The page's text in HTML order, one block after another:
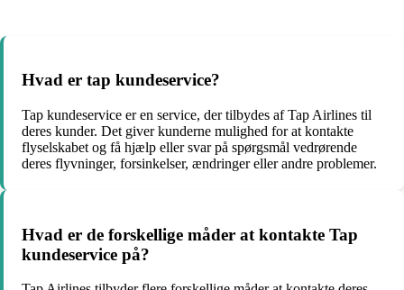
Hvad er tap kundeservice?
Tap kundeservice er en service, der tilbydes af Tap Airlines til
deres kunder. Det giver kunderne mulighed for at kontakte
flyselskabet og få hjælp eller svar på spørgsmål vedrørende
deres flyvninger, forsinkelser, ændringer eller andre problemer.
Hvad er de forskellige måder at kontakte Tap
kundeservice på?